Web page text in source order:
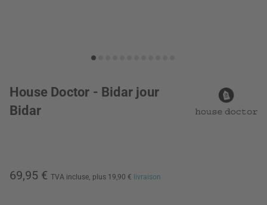
House Doctor - Bidar jour
Bidar
69,95 € TVA incluse, plus 19,90 € livraison